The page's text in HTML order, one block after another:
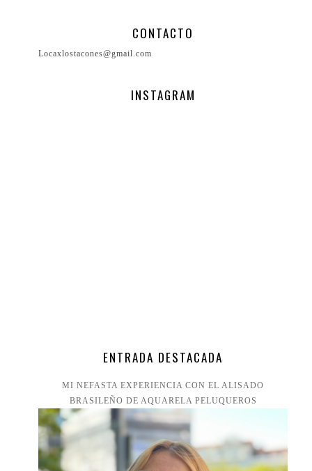
CONTACTO
Locaxlostacones@gmail.com
INSTAGRAM
ENTRADA DESTACADA
MI NEFASTA EXPERIENCIA CON EL ALISADO
BRASILEÑO DE AQUARELA PELUQUEROS